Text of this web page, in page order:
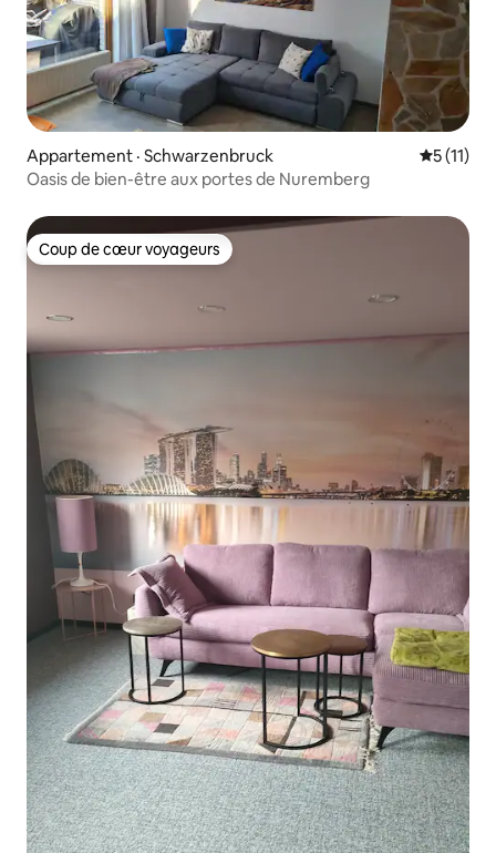
Appartement · Schwarzenbruck Note
5 (11)
Oasis de bien-être aux portes de Nuremberg
Coup de cœur voyageurs
Coup de cœur voyageurs